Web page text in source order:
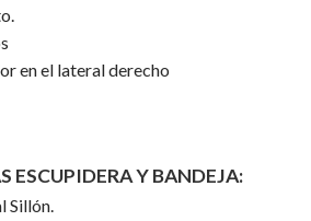
en el lateral derecho
ESCUPIDERA Y BANDEJA:
Sillón.